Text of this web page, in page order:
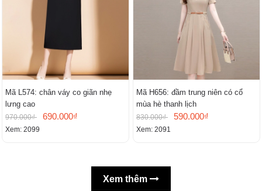
Mã L574: chân váy co giãn nhẹ
lưng cao
970.000₫ 690.000₫
Xem: 2099
Mã H656: đầm trung niên có cổ
mùa hè thanh lịch
830.000₫ 590.000₫
Xem: 2091
Xem thêm